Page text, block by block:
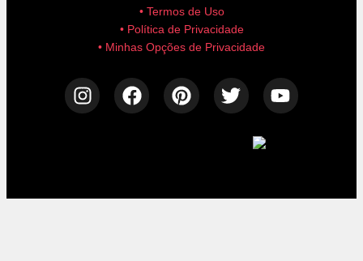
• Termos de Uso
• Política de Privacidade
• Minhas Opções de Privacidade